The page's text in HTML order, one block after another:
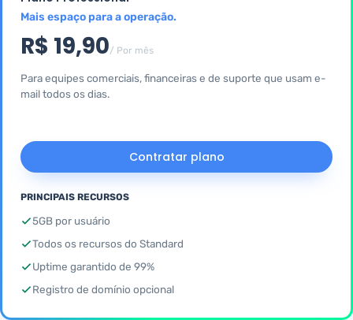
Mais espaço para a operação.
R$ 19,90/ Por mês
Para equipes comerciais, financeiras e de suporte que usam e-
mail todos os dias.
Contratar plano
PRINCIPAIS RECURSOS
5GB por usuário
Todos os recursos do Standard
Uptime garantido de 99%
Registro de domínio opcional